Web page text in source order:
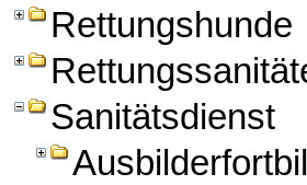
Rettungshunde
Sanitätsdienst